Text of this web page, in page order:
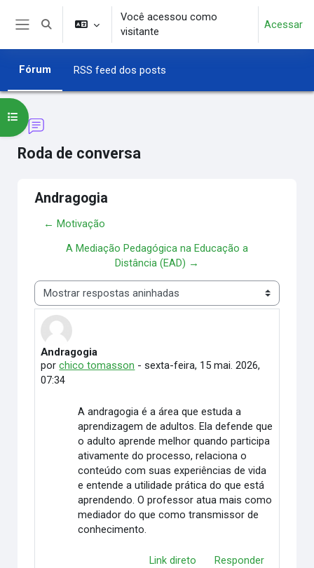
Ir para o conteúdo principal
Alternar entrada de pesquisa
Você acessou como
visitante
Acessar
Fórum RSS feed dos posts
Roda de conversa
Abrir índice do curso
Andragogia
← Motivação
A Mediação Pedagógica na Educação a
Distância (EAD) →
Modo de visualização
Andragogia
porchico tomasson -sexta-feira, 15 mai. 2026,
07:34
Número de respostas: 2
A andragogia é a área que estuda a
aprendizagem de adultos. Ela defende que
o adulto aprende melhor quando participa
ativamente do processo, relaciona o
conteúdo com suas experiências de vida
e entende a utilidade prática do que está
aprendendo. O professor atua mais como
mediador do que como transmissor de
conhecimento.
Link direto Responder